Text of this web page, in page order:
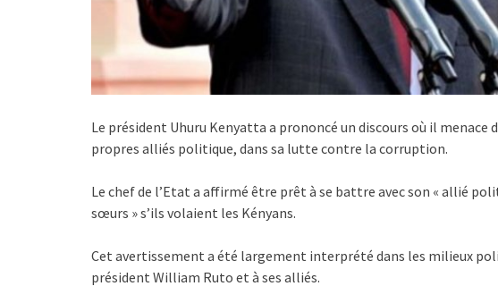
Le président Uhuru Kenyatta a prononcé un discours où il menace
propres alliés politique, dans sa lutte contre la corruption.
Le chef de l’Etat a affirmé être prêt à se battre avec son « allié
sœurs » s’ils volaient les Kényans.
Cet avertissement a été largement interprété dans les milieux
président William Ruto et à ses alliés.